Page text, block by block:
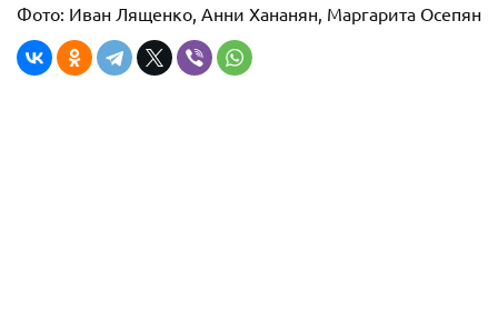
Фото: Иван Лященко, Анни Хананян, Маргарита Осепян